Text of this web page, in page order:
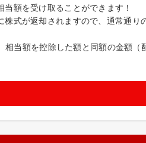
額を受け取ることができます！
式が返却されますので、通常通り
当額を控除した額と同額の金額（